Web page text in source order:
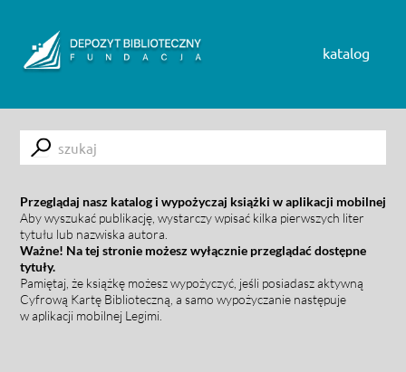
katalog
Submit
Przeglądaj nasz katalog i wypożyczaj książki w aplikacji mobilnej
Aby wyszukać publikację, wystarczy wpisać kilka pierwszych liter
tytułu lub nazwiska autora.
Ważne! Na tej stronie możesz wyłącznie przeglądać dostępne
tytuły.
Pamiętaj, że książkę możesz wypożyczyć, jeśli posiadasz aktywną
Cyfrową Kartę Biblioteczną, a samo wypożyczanie następuje
w aplikacji mobilnej Legimi.